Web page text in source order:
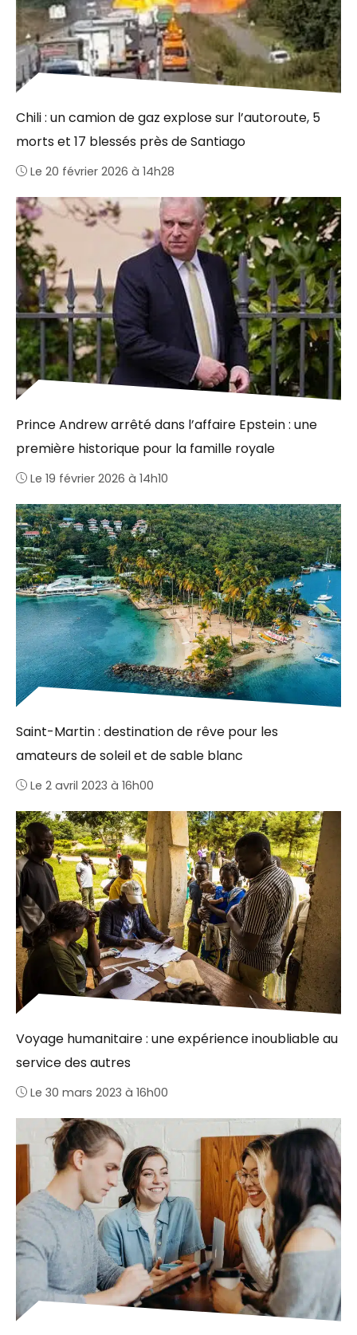
Chili : un camion de gaz explose sur l’autoroute, 5
morts et 17 blessés près de Santiago
Le 20 février 2026 à 14h28
Prince Andrew arrêté dans l’affaire Epstein : une
première historique pour la famille royale
Le 19 février 2026 à 14h10
Saint-Martin : destination de rêve pour les
amateurs de soleil et de sable blanc
Le 2 avril 2023 à 16h00
Voyage humanitaire : une expérience inoubliable au
service des autres
Le 30 mars 2023 à 16h00